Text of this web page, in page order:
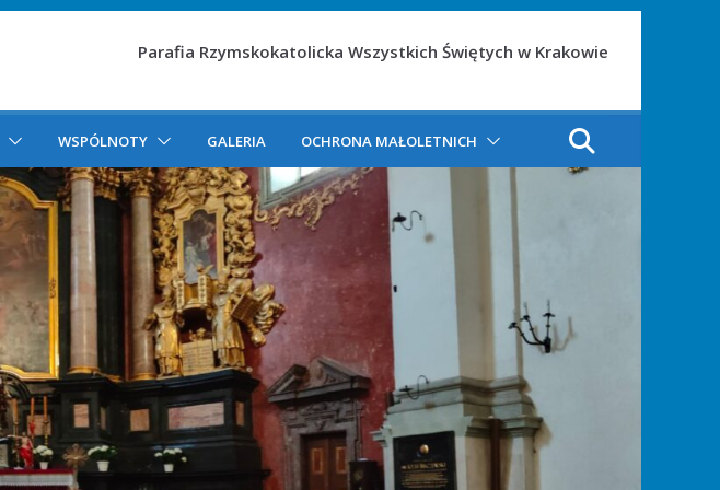
Parafia Rzymskokatolicka Wszystkich Świętych w Krakowie
WSPÓLNOTY GALERIA OCHRONA MAŁOLETNICH